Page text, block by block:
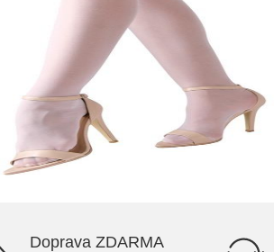
Doprava ZDARMA